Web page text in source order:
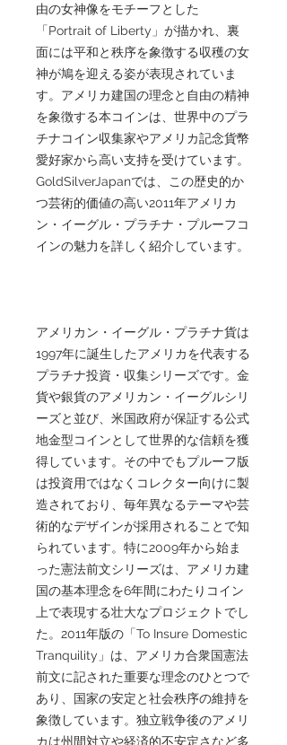
由の女神像をモチーフとした
「Portrait of Liberty」が描かれ、裏
面には平和と秩序を象徴する収穫の女
神が鳩を迎える姿が表現されていま
す。アメリカ建国の理念と自由の精神
を象徴する本コインは、世界中のプラ
チナコイン収集家やアメリカ記念貨幣
愛好家から高い支持を受けています。
GoldSilverJapanでは、この歴史的か
つ芸術的価値の高い2011年アメリカ
ン・イーグル・プラチナ・プルーフコ
インの魅力を詳しく紹介しています。
アメリカン・イーグル・プラチナ貨は
1997年に誕生したアメリカを代表する
プラチナ投資・収集シリーズです。金
貨や銀貨のアメリカン・イーグルシリ
ーズと並び、米国政府が保証する公式
地金型コインとして世界的な信頼を獲
得しています。その中でもプルーフ版
は投資用ではなくコレクター向けに製
造されており、毎年異なるテーマや芸
術的なデザインが採用されることで知
られています。特に2009年から始ま
った憲法前文シリーズは、アメリカ建
国の基本理念を6年間にわたりコイン
上で表現する壮大なプロジェクトでし
た。2011年版の「To Insure Domestic
Tranquility」は、アメリカ合衆国憲法
前文に記された重要な理念のひとつで
あり、国家の安定と社会秩序の維持を
象徴しています。独立戦争後のアメリ
カは州間対立や経済的不安定さなど多